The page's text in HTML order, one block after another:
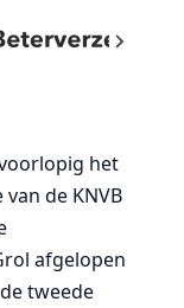
het
de KNVB
afgelopen
tweede